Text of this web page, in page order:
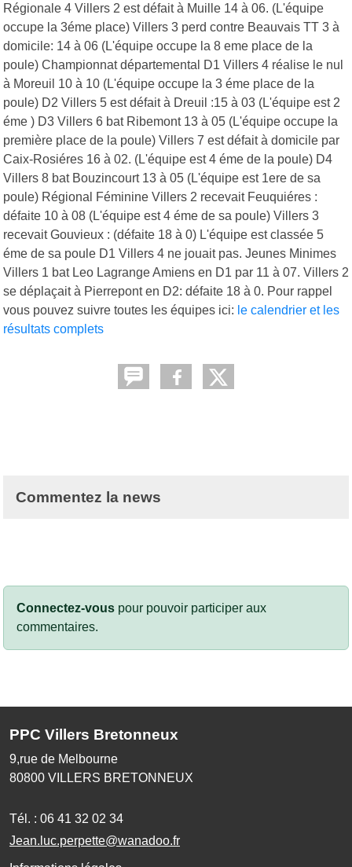
Régionale 4 Villers 2 est défait à Muille 14 à 06. (L'équipe
occupe la 3éme place) Villers 3 perd contre Beauvais TT 3 à
domicile: 14 à 06 (L'équipe occupe la 8 eme place de la
poule) Championnat départemental D1 Villers 4 réalise le nul
à Moreuil 10 à 10 (L'équipe occupe la 3 éme place de la
poule) D2 Villers 5 est défait à Dreuil :15 à 03 (L'équipe est 2
éme ) D3 Villers 6 bat Ribemont 13 à 05 (L'équipe occupe la
première place de la poule) Villers 7 est défait à domicile par
Caix-Rosiéres 16 à 02. (L'équipe est 4 éme de la poule) D4
Villers 8 bat Bouzincourt 13 à 05 (L'équipe est 1ere de sa
poule) Régional Féminine Villers 2 recevait Feuquiéres :
défaite 10 à 08 (L'équipe est 4 éme de sa poule) Villers 3
recevait Gouvieux : (défaite 18 à 0) L'équipe est classée 5
éme de sa poule D1 Villers 4 ne jouait pas. Jeunes Minimes
Villers 1 bat Leo Lagrange Amiens en D1 par 11 à 07. Villers 2
se déplaçait à Pierrepont en D2: défaite 18 à 0. Pour rappel
vous pouvez suivre toutes les équipes ici: le calendrier et les
résultats complets
Commentez la news
Connectez-vous pour pouvoir participer aux
commentaires.
PPC Villers Bretonneux
9,rue de Melbourne
80800 VILLERS BRETONNEUX
Tél. : 06 41 32 02 34
Jean.luc.perpette@wanadoo.fr